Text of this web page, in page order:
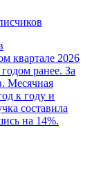
квартале 2026
ранее. За
Месячная
к году и
составила
на 14%.